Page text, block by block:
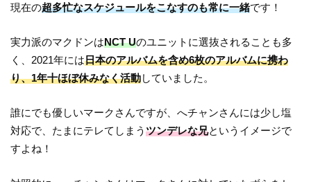
現在の超多忙なスケジュールをこなすのも常に一緒です！
実力派のマクドンはNCT Uのユニットに選抜されることも多
く、2021年には日本のアルバムを含め6枚のアルバムに携わ
り、1年十ほぼ休みなく活動していました。
誰にでも優しいマークさんですが、へチャンさんには少し塩
対応で、たまにテレてしまうツンデレな兄というイメージで
すよね！